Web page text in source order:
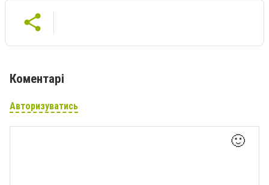
Коментарі
Авторизуватись
🙂